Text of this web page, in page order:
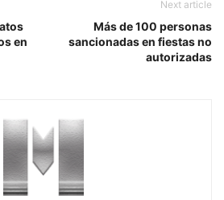
en
Next article
Más de 100 personas
sancionadas en fiestas no
autorizadas